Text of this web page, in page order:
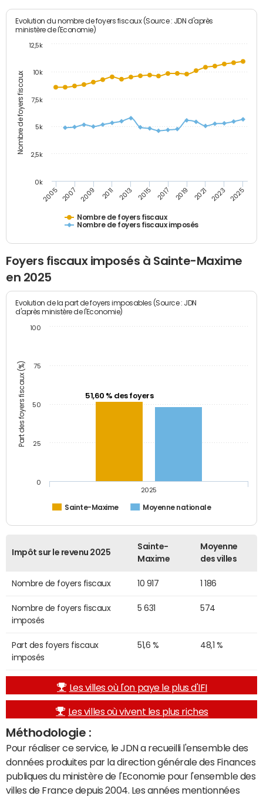
Nombre de foyers fiscaux
Evolution du nombre de foyers fiscaux (Source : JDN d'après
ministère de l'Economie)
Nombre de foyers fiscaux
Nombre de foyers fiscaux imposés
2005 2007 2009 2011 2013 2015 2017 2019 2021 2023 2025
0k
2,5k
5k
7,5k
10k
12,5k
Foyers fiscaux imposés à Sainte-Maxime
en 2025
Part des foyers fiscaux (%)
Evolution de la part de foyers imposables (Source : JDN
d'après ministère de l'Economie)
51,60 % des foyers
Sainte-Maxime Moyenne nationale
2025
0
25
50
75
100
Impôt sur le revenu 2025
Sainte-
Maxime
Moyenne
des villes
Nombre de foyers fiscaux 10 917 1 186
Nombre de foyers fiscaux
imposés
5 631 574
Part des foyers fiscaux
imposés
51,6 % 48,1 %
Les villes où l'on paye le plus d'IFI
Les villes où vivent les plus riches
Méthodologie :
Pour réaliser ce service, le JDN a recueilli l'ensemble des
données produites par la direction générale des Finances
publiques du ministère de l'Economie pour l'ensemble des
villes de France depuis 2004. Les années mentionnées